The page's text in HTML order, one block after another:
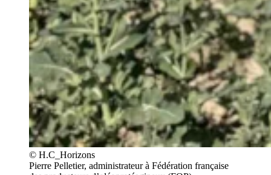
© H.C_Horizons
Pierre Pelletier, administrateur à Fédération française